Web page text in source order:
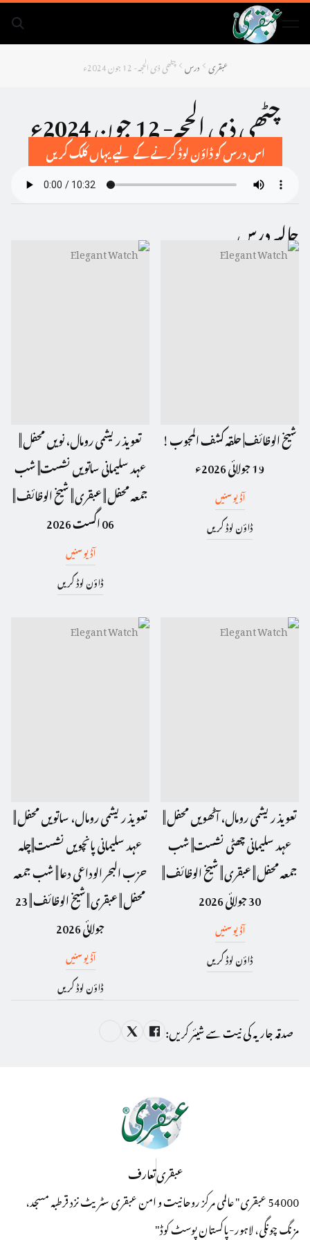
عبقری درس چٹھی ذی الحجہ- 12 جون 2024ء
چٹھی ذی الحجہ- 12 جون 2024ء
اس درس کو ڈاؤن لوڈ کرنے کے لیے یہاں کلک کریں
حالیہ درس
شیخ الوظائف| حلقہ کشف المجوب !
19 جولائی 2026ء
آڈیو سنیں
ڈاؤن لوڈ کریں
تعویذ ریشمی رومال، نویں محفل ||
عہد سلیمانی ساتویں نشست|| شب
جمعہ محفل || عبقری || شیخ الوظائف ||
06 اگست 2026
آڈیو سنیں
ڈاؤن لوڈ کریں
تعویذ ریشمی رومال، آٹھویں محفل ||
عہد سلیمانی چھٹی نشست|| شب
جمعہ محفل || عبقری || شیخ الوظائف ||
30 جولائی 2026
آڈیو سنیں
ڈاؤن لوڈ کریں
تعویذ ریشمی رومال، ساتویں محفل ||
عہد سلیمانی پانچویں نشست||چلہ
حزب البحر الوداعی دعا || شب جمعہ
محفل || عبقری || شیخ الوظائف || 23
جولائی 2026
آڈیو سنیں
ڈاؤن لوڈ کریں
صدقہ جاریہ کی نیت سے شیئر کریں:
عبقریتعارف
54000 عبقری" عالمی مرکز روحانیت و امن عبقری سٹریٹ نزد قرطبہ مسجد،
مزنگ چونگی، لاہور-پاکستان پوسٹ کوڈ"